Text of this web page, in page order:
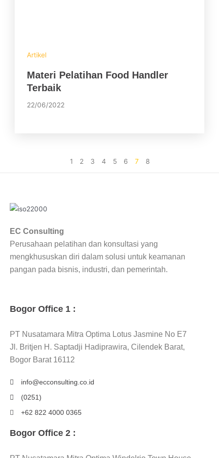
Artikel
Materi Pelatihan Food Handler
Terbaik
22/06/2022
1 2 3 4 5 6 7 8
EC Consulting
Perusahaan pelatihan dan konsultasi yang
mengkhususkan diri dalam solusi untuk keamanan
pangan pada bisnis, industri, dan pemerintah.
Bogor Office 1 :
PT Nusatamara Mitra Optima Lotus Jasmine No E7
Jl. Britjen H. Saptadji Hadiprawira, Cilendek Barat,
Bogor Barat 16112
info@ecconsulting.co.id
(0251)
+62 822 4000 0365
Bogor Office 2 :